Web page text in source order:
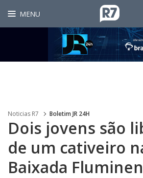
MENU
Noticias R7 Boletim JR 24H
Dois jovens são
de um cativeiro
Baixada